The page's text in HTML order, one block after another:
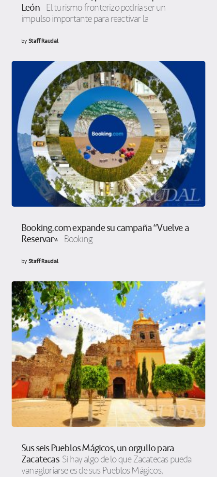
León El turismo fronterizo podría ser un
impulso importante para reactivar la
byStaff Raudal
Booking.com expande su campaña “Vuelve a
Reservar” Booking
byStaff Raudal
Sus seis Pueblos Mágicos, un orgullo para
Zacatecas Si hay algo de lo que Zacatecas pueda
vanagloriarse es de sus Pueblos Mágicos,